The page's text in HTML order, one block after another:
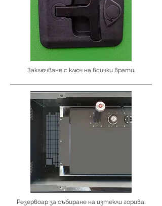
Заключване с ключ на всички врати.
Резервоар за събиране на изтекли горива.